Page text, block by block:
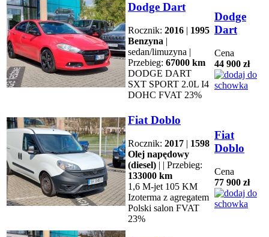
Dodge Dart
Rocznik: 2016 | 1995
Benzyna |
sedan/limuzyna |
Przebieg: 67000 km
DODGE DART
SXT SPORT 2.0L I4
DOHC FVAT 23%
Dodge
Dart
Cena
44 900 zł
Fiat Doblo
Rocznik: 2017 | 1598
Olej napędowy
(diesel) | | Przebieg:
133000 km
1,6 M-jet 105 KM
Izoterma z agregatem
Polski salon FVAT
23%
Fiat
Doblo
Cena
77 900 zł